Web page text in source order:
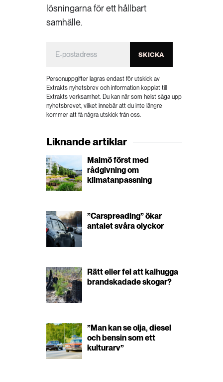
lösningarna för ett hållbart
samhälle.
SKICKA
Personuppgifter lagras endast för utskick av
Extrakts nyhetsbrev och information kopplat till
Extrakts verksamhet. Du kan när som helst säga upp
nyhetsbrevet, vilket innebär att du inte längre
kommer att få några utskick från oss.
Liknande artiklar
Malmö först med
rådgivning om
klimatanpassning
”Carspreading” ökar
antalet svåra olyckor
Rätt eller fel att kalhugga
brandskadade skogar?
”Man kan se olja, diesel
och bensin som ett
kulturarv”